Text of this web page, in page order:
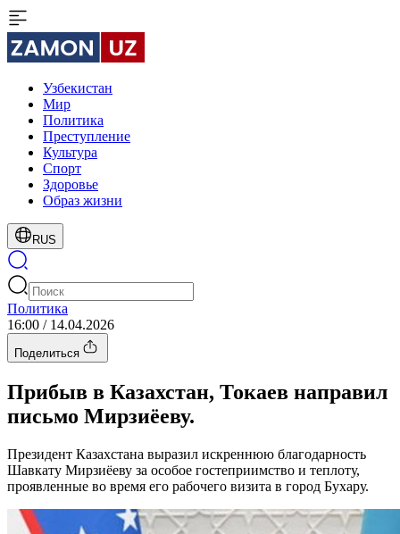
Узбекистан
Мир
Политика
Преступление
Культура
Спорт
Здоровье
Образ жизни
RUS
Политика
16:00 / 14.04.2026
Поделиться
Прибыв в Казахстан, Токаев направил
письмо Мирзиёеву.
Президент Казахстана выразил искреннюю благодарность
Шавкату Мирзиёеву за особое гостеприимство и теплоту,
проявленные во время его рабочего визита в город Бухару.